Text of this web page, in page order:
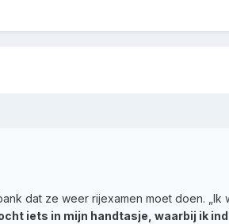
dat ze weer rijexamen moet doen.
iets in mijn handtasje, waarbij ik